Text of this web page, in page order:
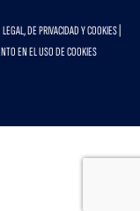
DE PRIVACIDAD Y COOKIES
EN EL USO DE COOKIES